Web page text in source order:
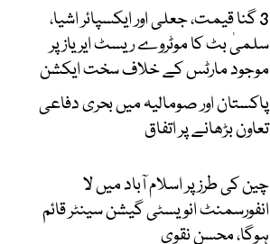
3 گنا قیمت، جعلی اور ایکسپائر اشیا،
سلمیٰ بٹ کا موٹروے ریسٹ ایریاز پر
موجود مارٹس کے خلاف سخت ایکشن
پاکستان اور صومالیہ میں بحری دفاعی
تعاون بڑھانے پر اتفاق
چین کی طرز پر اسلام آباد میں لا
انفورسمنٹ انویسٹی گیشن سینٹر قائم
ہوگا، محسن نقوی